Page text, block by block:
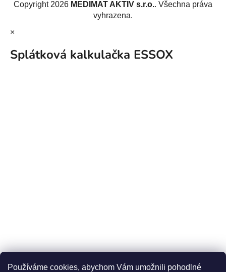
Používáme cookies, abychom Vám umožnili pohodlné
Copyright 2026 MEDIMAT AKTIV s.r.o.. Všechna práva
vyhrazena.
×
Splátková kalkulačka ESSOX